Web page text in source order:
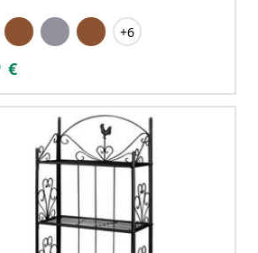
+6
€